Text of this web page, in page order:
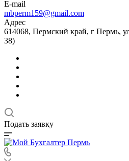
E-mail
mbperm159@gmail.com
Адрес
614068, Пермский край, г Пермь,
38)
Подать заявку